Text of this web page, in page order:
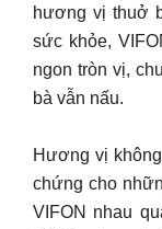
hương vị thuở
sức khỏe,
ngon tròn vị,
bà vẫn nấu.
Hương vị
chứng cho
VIFON nhau